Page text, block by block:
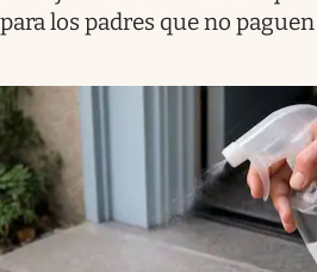
para los padres que no